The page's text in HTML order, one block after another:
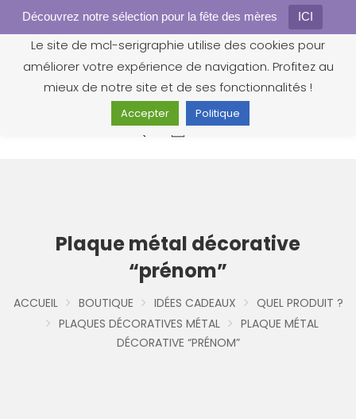
Découvrez notre sélection pour la fête des mères ICI
0
Plaque métal décorative
“prénom”
ACCUEIL BOUTIQUE IDÉES CADEAUX
QUEL PRODUIT ?
PLAQUES DÉCORATIVES MÉTAL
PLAQUE MÉTAL
DÉCORATIVE “PRÉNOM”
Gestion des cookies
Le site de mcl-serigraphie utilise des cookies pour
améliorer votre expérience de navigation. Profitez au
mieux de notre site et de ses fonctionnalités !
Accepter Politique